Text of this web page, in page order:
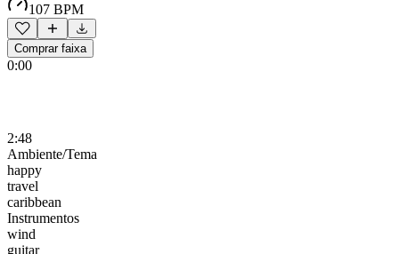
107 BPM
Comprar faixa
0:00
2:48
Ambiente/Tema
happy
travel
caribbean
Instrumentos
wind
guitar